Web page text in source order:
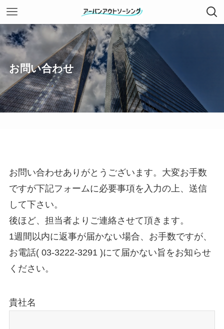
お問い合わせ
お問い合わせありがとうございます。大変お手数
ですが下記フォームに必要事項を入力の上、送信
して下さい。
後ほど、担当者よりご連絡させて頂きます。
1週間以内に返事が届かない場合、お手数ですが、
お電話( 03-3222-3291 )にて届かない旨をお知らせ
ください。
貴社名